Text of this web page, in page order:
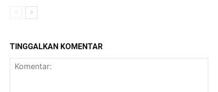
TINGGALKAN KOMENTAR